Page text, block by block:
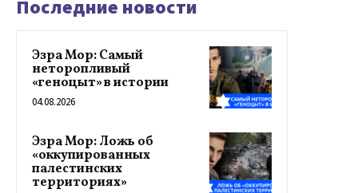
Последние новости
Эзра Мор: Самый
неторопливый
«геноцыт» в истории
04.08.2026
Эзра Мор: Ложь об
«оккупированных
палестинских
территориях»